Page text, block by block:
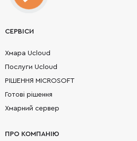
СЕРВІСИ
Хмара Ucloud
Послуги Ucloud
РІШЕННЯ MICROSOFT
Готові рішення
Хмарний сервер
ПРО КОМПАНІЮ